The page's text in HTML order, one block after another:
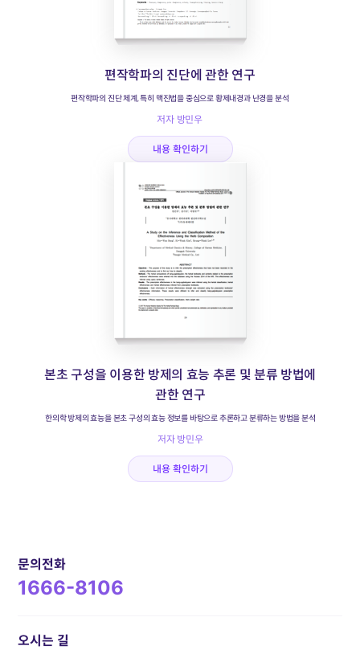
편작학파의 진단에 관한 연구
편작학파의 진단 체계, 특히 맥진법을 중심으로 황제내경과 난경을 분석
저자 방민우
내용 확인하기
본초 구성을 이용한 방제의 효능 추론 및 분류 방법에
관한 연구
한의학 방제의 효능을 본초 구성의 효능 정보를 바탕으로 추론하고 분류하는 방법을 분석
저자 방민우
내용 확인하기
문의전화
1666-8106
오시는 길